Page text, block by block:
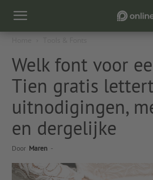
Welk font voor
Tien gratis
uitnodigingen,
en dergelijke
Door Maren -